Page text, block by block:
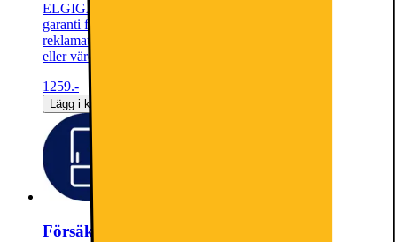
ELGIGANTEN FÖRLÄNGD GARANTIMed en förlängd
garanti fortsätter du att skydda din produkt efter garanti- och
reklamationstiden har löpt ut. Ingen självrisk, åldersavdrag
eller värdeminskning.
1259.-
Lägg i kundvagn
Försäkring Kombiskåp - 1 år